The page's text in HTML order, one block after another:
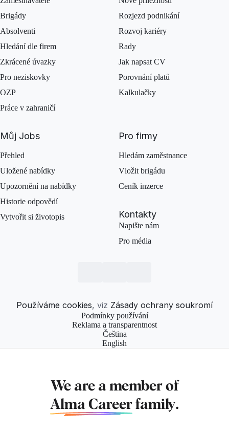
Brigády
Absolventi
Hledání dle firem
Zkrácené úvazky
Pro neziskovky
OZP
Práce v zahraničí
Rozjezd podnikání
Rozvoj kariéry
Rady
Jak napsat CV
Porovnání platů
Kalkulačky
Můj Jobs
Přehled
Uložené nabídky
Upozornění na nabídky
Historie odpovědí
Vytvořit si životopis
Pro firmy
Hledám zaměstnance
Vložit brigádu
Ceník inzerce
Kontakty
Napište nám
Pro média
Používáme cookies, viz Zásady ochrany soukromí
Podmínky používání
Reklama a transparentnost
Čeština
English
We are a member of
Alma Career family.